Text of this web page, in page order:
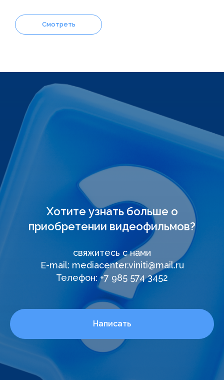
Смотреть
Хотите узнать больше о
приобретении видеофильмов?
свяжитесь с нами
E-mail: mediacenter.viniti@mail.ru
Телефон: +7 985 574 3452
Написать